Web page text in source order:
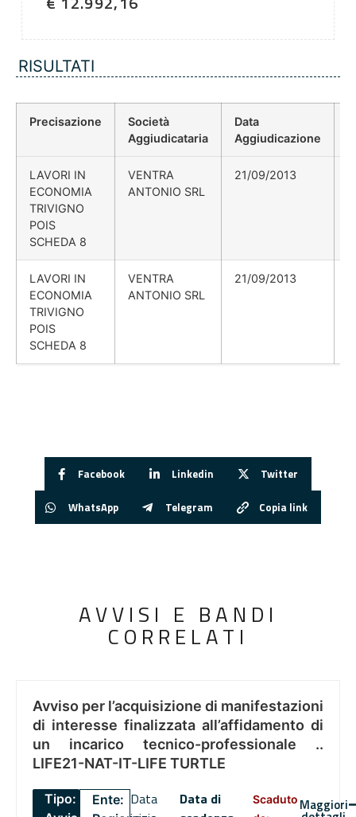
RISULTATI
Precisazione
Società
Aggiudicataria
Data
Aggiudicazione
LAVORI IN
ECONOMIA
TRIVIGNO
POIS
SCHEDA 8
VENTRA
ANTONIO SRL
21/09/2013
LAVORI IN
ECONOMIA
TRIVIGNO
POIS
SCHEDA 8
VENTRA
ANTONIO SRL
21/09/2013
Facebook Linkedin Twitter
WhatsApp Telegram Copia link
AVVISI E BANDI
CORRELATI
Avviso per l’acquisizione di manifestazioni
di interesse finalizzata all’affidamento di
un incarico tecnico-professionale ..
LIFE21-NAT-IT-LIFE TURTLE
Tipo:
Ente: Data
Data di
Scaduto Maggiori